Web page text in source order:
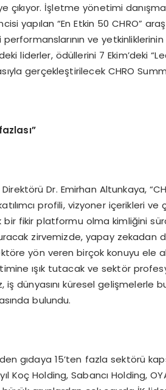
çıkıyor. İşletme yönetimi
yapılan “En Etkin 50 CHRO”
ve
liderler, ödüllerini 7 Ekim’deki
gerçekleştirilecek CHRO
Dr. Emirhan Altunkaya,
profili, vizyoner içerikleri ve
fikir platformu olma kimliğini
zirvemizde, yapay zekadan
yön veren birçok konuyu ele
ışık tutacak ve sektör
iş dünyasını küresel gelişmelerle
bulundu.
gıdaya 15’ten fazla sektörü
Koç Holding, Sabancı Holding,